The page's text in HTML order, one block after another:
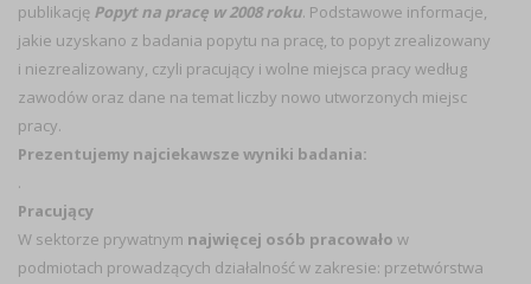
publikację Popyt na pracę w 2008 roku. Podstawowe informacje,
jakie uzyskano z badania popytu na pracę, to popyt zrealizowany
i niezrealizowany, czyli pracujący i wolne miejsca pracy według
zawodów oraz dane na temat liczby nowo utworzonych miejsc
pracy.
Prezentujemy najciekawsze wyniki badania:
.
Pracujący
W sektorze prywatnym najwięcej osób pracowało w
podmiotach prowadzących działalność w zakresie: przetwórstwa